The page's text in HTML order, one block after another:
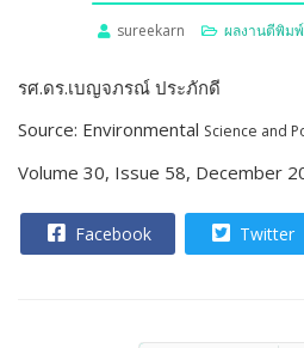
sureekarn ผลงานตีพิม
รศ.ดร.เบญจภรณ์ ประภักดี
Source: Environmental Science and
Volume 30, Issue 58, December
Facebook Twitter